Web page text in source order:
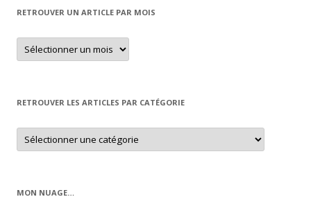
RETROUVER UN ARTICLE PAR MOIS
Retrouver
un
article
RETROUVER LES ARTICLES PAR CATÉGORIE
Retrouver
les
articles
MON NUAGE…